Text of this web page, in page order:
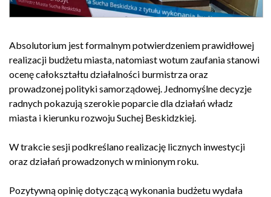
Absolutorium jest formalnym potwierdzeniem prawidłowej
realizacji budżetu miasta, natomiast wotum zaufania stanowi
ocenę całokształtu działalności burmistrza oraz
prowadzonej polityki samorządowej. Jednomyślne decyzje
radnych pokazują szerokie poparcie dla działań władz
miasta i kierunku rozwoju Suchej Beskidzkiej.
W trakcie sesji podkreślano realizację licznych inwestycji
oraz działań prowadzonych w minionym roku.
Pozytywną opinię dotyczącą wykonania budżetu wydała